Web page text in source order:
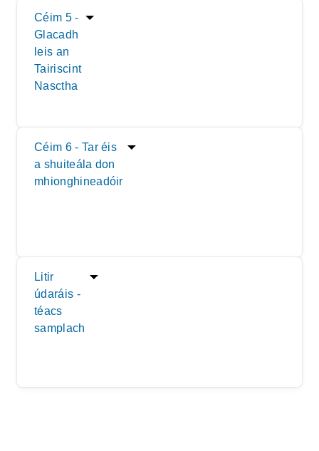
Céim 5 -
Glacadh
leis an
Tairiscint
Nasctha
Céim 6 - Tar éis
a shuiteála don
mhionghineadóir
Litir
údaráis -
téacs
samplach